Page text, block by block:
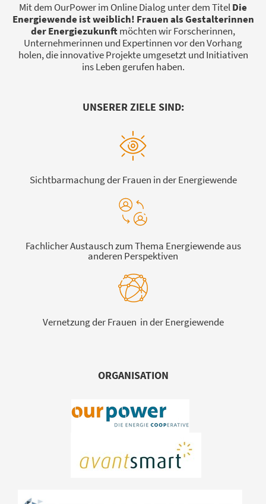
Mit dem OurPower im Online Dialog unter dem TitelDie
Energiewende ist weiblich! Frauen als Gestalterinnen
der Energiezukunftmöchten wir Forscherinnen,
Unternehmerinnen und Expertinnen vor den Vorhang
holen, die innovative Projekte umgesetzt und Initiativen
ins Leben gerufen haben.
UNSERER ZIELE SIND:
Sichtbarmachung der Frauen in der Energiewende
Fachlicher Austausch zum Thema Energiewende aus
anderen Perspektiven
Vernetzung der Frauen in der Energiewende
ORGANISATION